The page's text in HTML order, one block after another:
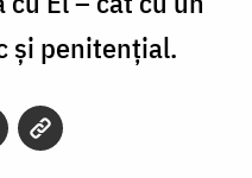
și penitențial.